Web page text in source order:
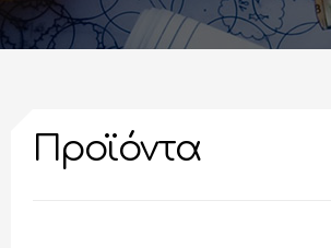
Προϊόντα